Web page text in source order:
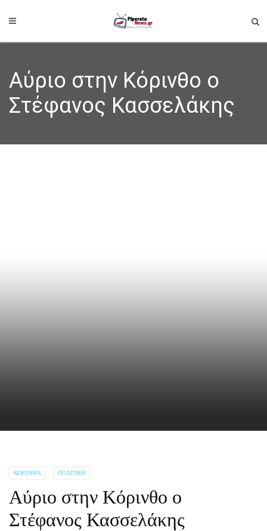
Αύριο στην Κόρινθο ο
Στέφανος Κασσελάκης
ΚΟΡΙΝΘΊΑ ΠΟΛΙΤΙΚΉ
Αύριο στην Κόρινθο ο
Στέφανος Κασσελάκης